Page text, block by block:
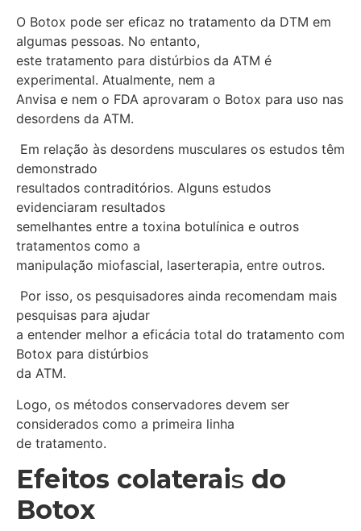
O Botox pode ser eficaz no tratamento da DTM em
algumas pessoas. No entanto,
este tratamento para distúrbios da ATM é
experimental. Atualmente, nem a
Anvisa e nem o FDA aprovaram o Botox para uso nas
desordens da ATM.
Em relação às desordens musculares os estudos têm
demonstrado
resultados contraditórios. Alguns estudos
evidenciaram resultados
semelhantes entre a toxina botulínica e outros
tratamentos como a
manipulação miofascial, laserterapia, entre outros.
Por isso, os pesquisadores ainda recomendam mais
pesquisas para ajudar
a entender melhor a eficácia total do tratamento com
Botox para distúrbios
da ATM.
Logo, os métodos conservadores devem ser
considerados como a primeira linha
de tratamento.
Efeitos colaterais do
Botox